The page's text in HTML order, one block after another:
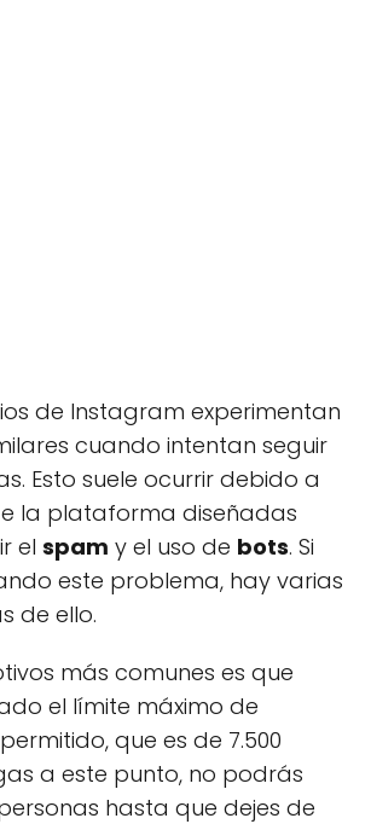
de Instagram experimentan
cuando intentan seguir
Esto suele ocurrir debido a
la plataforma diseñadas
el spam y el uso de bots. Si
este problema, hay varias
de ello.
más comunes es que
el límite máximo de
permitido, que es de 7.500
a este punto, no podrás
hasta que dejes de